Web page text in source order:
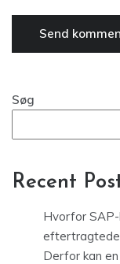
Søg
Recent
Hvorfor
Derfor kan